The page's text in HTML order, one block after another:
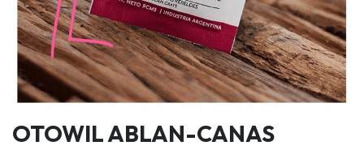
OTOWIL ABLAN-CANAS